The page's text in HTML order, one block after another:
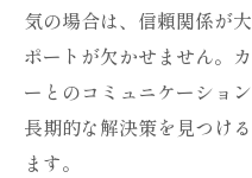
浮気の悩みにカウ
第三者の視点か
感情の吐露とそ
カウンセリング
気の場合は、信頼関係が
ポートが欠かせません。
ーとのコミュニケーショ
長期的な解決策を見つけ
ます。